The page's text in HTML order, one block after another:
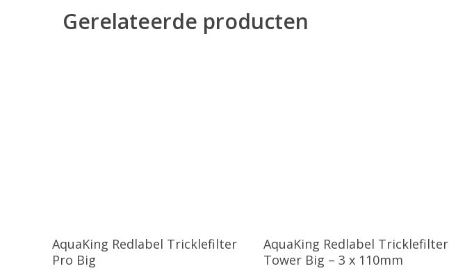
Gerelateerde producten
Toevoegen Aan Winkelwagen
AquaKing Redlabel Tricklefilter
Pro Big
Toevoegen Aan Winkelwagen
AquaKing Redlabel Tricklefilter
Tower Big – 3 x 110mm